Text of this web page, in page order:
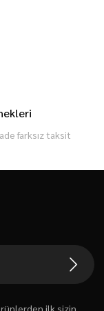
farksız taksit
ilk sizin